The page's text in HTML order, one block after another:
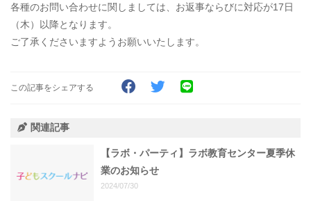
各種のお問い合わせに関しましては、お返事ならびに対応が17日
（木）以降となります。
ご了承くださいますようお願いいたします。
この記事をシェアする
関連記事
【ラボ・パーティ】ラボ教育センター夏季休
業のお知らせ
2024/07/30